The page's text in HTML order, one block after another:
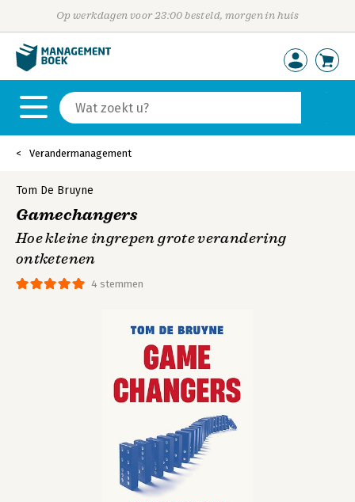
Op werkdagen voor 23:00 besteld, morgen in huis
Verandermanagement
4 stemmen
Tom De Bruyne
Gamechangers
Hoe kleine ingrepen grote verandering
ontketenen